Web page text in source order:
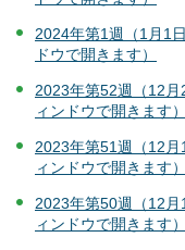
2024年第1週（1月1
ドウで開きます）
2023年第52週（12
ィンドウで開きます）
2023年第51週（12
ィンドウで開きます）
2023年第50週（12
ィンドウで開きます）